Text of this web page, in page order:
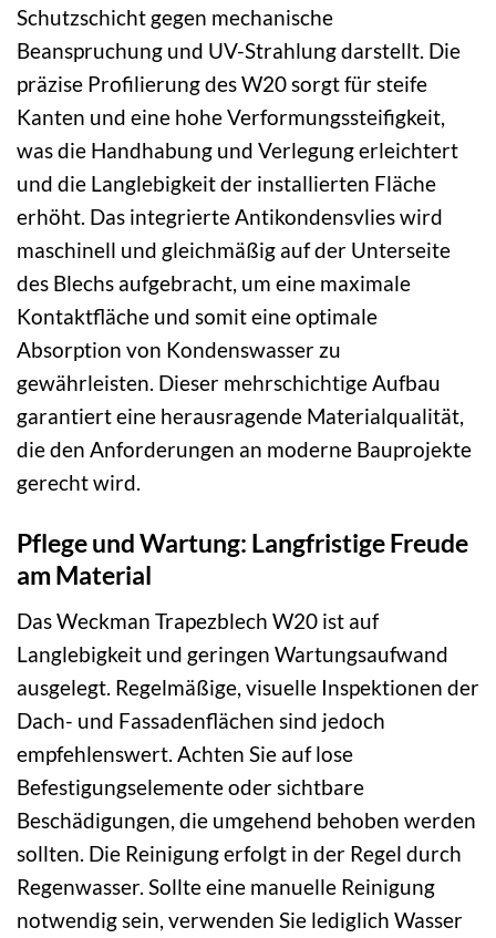
Schutzschicht gegen mechanische
Beanspruchung und UV-Strahlung darstellt. Die
präzise Profilierung des W20 sorgt für steife
Kanten und eine hohe Verformungssteifigkeit,
was die Handhabung und Verlegung erleichtert
und die Langlebigkeit der installierten Fläche
erhöht. Das integrierte Antikondensvlies wird
maschinell und gleichmäßig auf der Unterseite
des Blechs aufgebracht, um eine maximale
Kontaktfläche und somit eine optimale
Absorption von Kondenswasser zu
gewährleisten. Dieser mehrschichtige Aufbau
garantiert eine herausragende Materialqualität,
die den Anforderungen an moderne Bauprojekte
gerecht wird.
Pflege und Wartung: Langfristige Freude
am Material
Das Weckman Trapezblech W20 ist auf
Langlebigkeit und geringen Wartungsaufwand
ausgelegt. Regelmäßige, visuelle Inspektionen der
Dach- und Fassadenflächen sind jedoch
empfehlenswert. Achten Sie auf lose
Befestigungselemente oder sichtbare
Beschädigungen, die umgehend behoben werden
sollten. Die Reinigung erfolgt in der Regel durch
Regenwasser. Sollte eine manuelle Reinigung
notwendig sein, verwenden Sie lediglich Wasser